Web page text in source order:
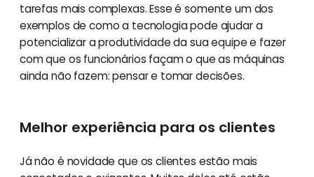
tarefas mais complexas. Esse é somente um dos
exemplos de como a tecnologia pode ajudar a
potencializar a produtividade da sua equipe e fazer
com que os funcionários façam o que as máquinas
ainda não fazem: pensar e tomar decisões.
Melhor experiência para os clientes
Já não é novidade que os clientes estão mais